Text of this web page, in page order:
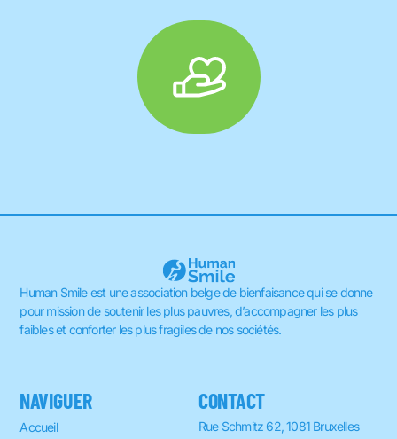
Human Smile est une association belge de bienfaisance qui se donne
pour mission de soutenir les plus pauvres, d’accompagner les plus
faibles et conforter les plus fragiles de nos sociétés.
NAVIGUER
Accueil
CONTACT
Rue Schmitz 62, 1081 Bruxelles